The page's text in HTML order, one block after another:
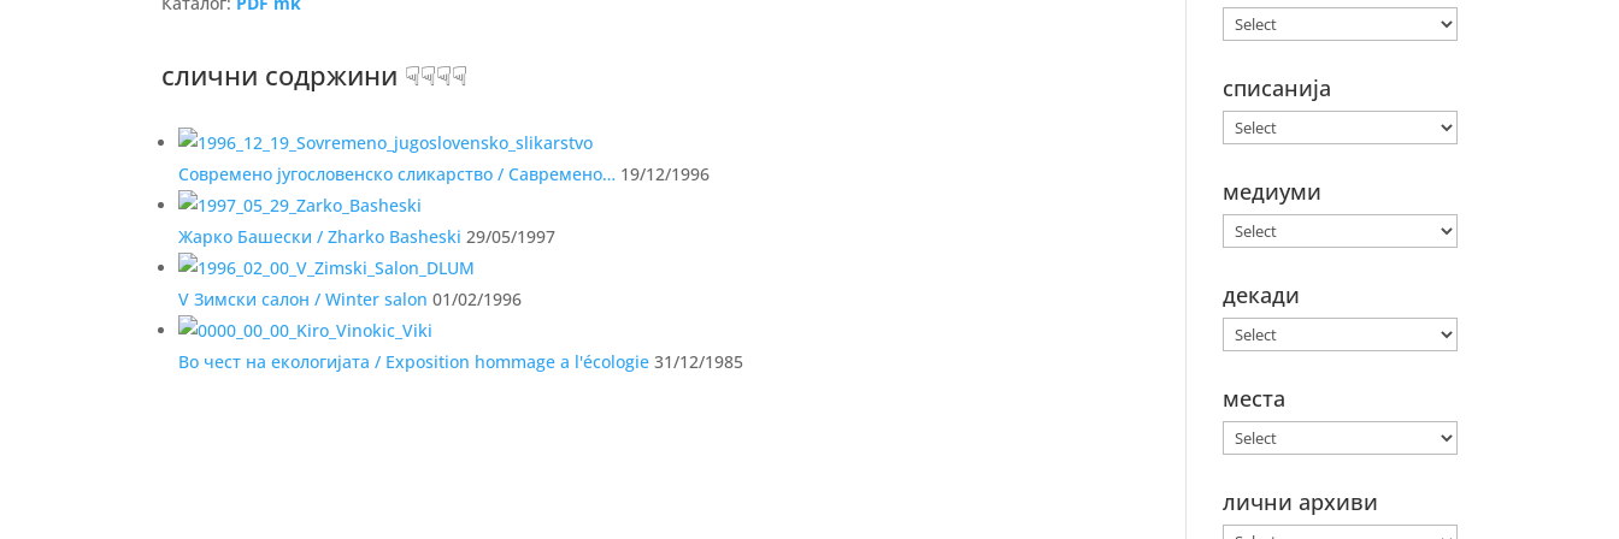
слични содржини ☟☟☟☟
Современо југословенско сликарство / Савремено… 19/12/1996
Жарко Башески / Zharko Basheski 29/05/1997
V Зимски салон / Winter salon 01/02/1996
Во чест на екологијата / Exposition hommage a l'écologie 31/12/1985
списанија
медиуми
декади
места
лични архиви